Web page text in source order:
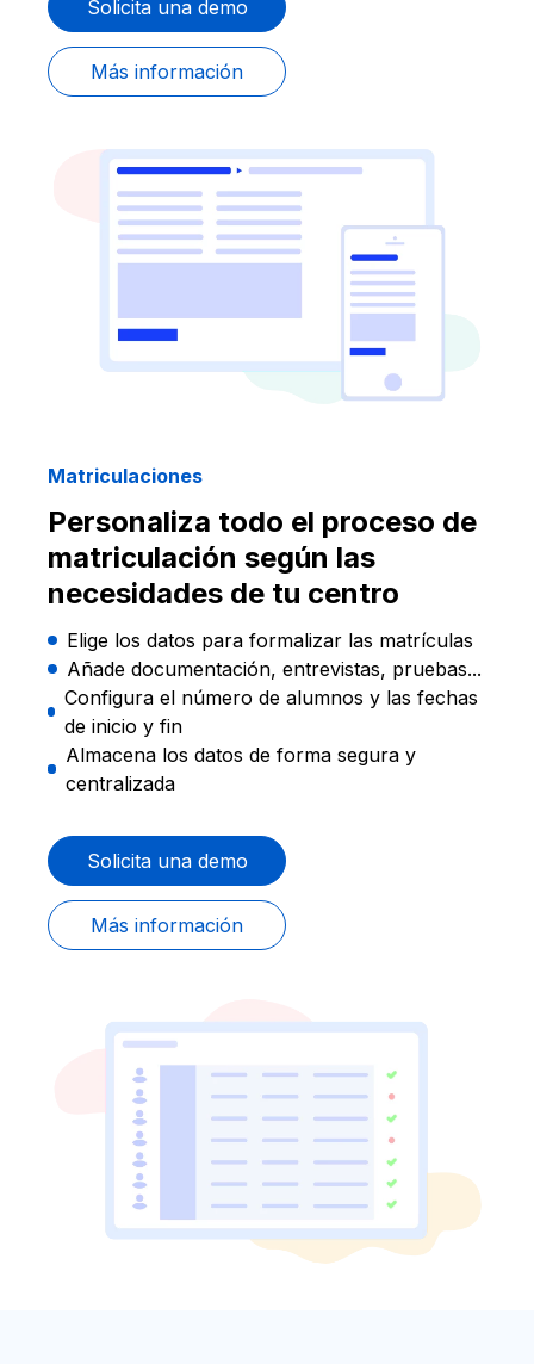
Solicita una demo
Más información
Matriculaciones
Personaliza todo el proceso de
matriculación según las
necesidades de tu centro
Elige los datos para formalizar las matrículas
Añade documentación, entrevistas, pruebas...
Configura el número de alumnos y las fechas
de inicio y fin
Almacena los datos de forma segura y
centralizada
Solicita una demo
Más información